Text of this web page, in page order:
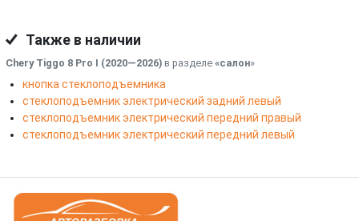
Также в наличии
Chery Tiggo 8 Pro I (2020—2026) в разделе «салон»
кнопка стеклоподъемника
стеклоподъемник электрический задний левый
стеклоподъемник электрический передний правый
стеклоподъемник электрический передний левый